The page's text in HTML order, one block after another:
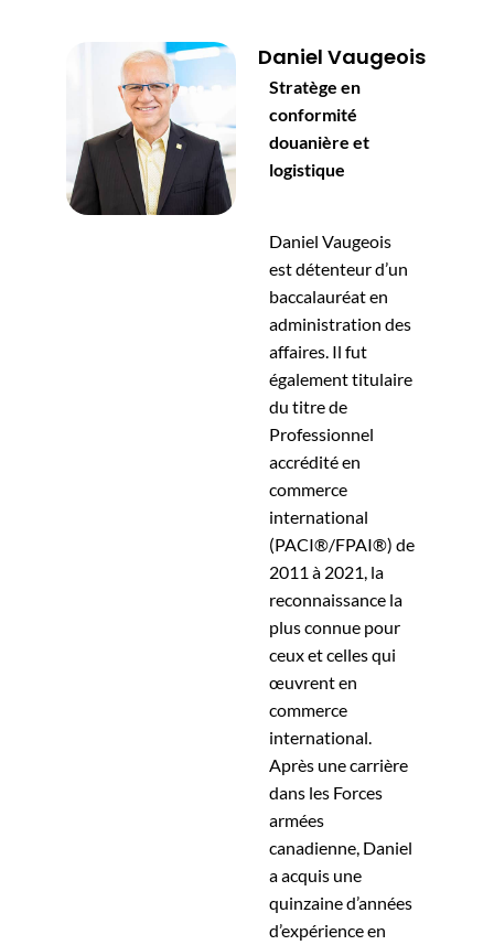
Daniel Vaugeois
Stratège en
conformité
douanière et
logistique
Daniel Vaugeois
est détenteur d’un
baccalauréat en
administration des
affaires. Il fut
également titulaire
du titre de
Professionnel
accrédité en
commerce
international
(PACI®/FPAI®) de
2011 à 2021, la
reconnaissance la
plus connue pour
ceux et celles qui
œuvrent en
commerce
international.
Après une carrière
dans les Forces
armées
canadienne, Daniel
a acquis une
quinzaine d’années
d’expérience en